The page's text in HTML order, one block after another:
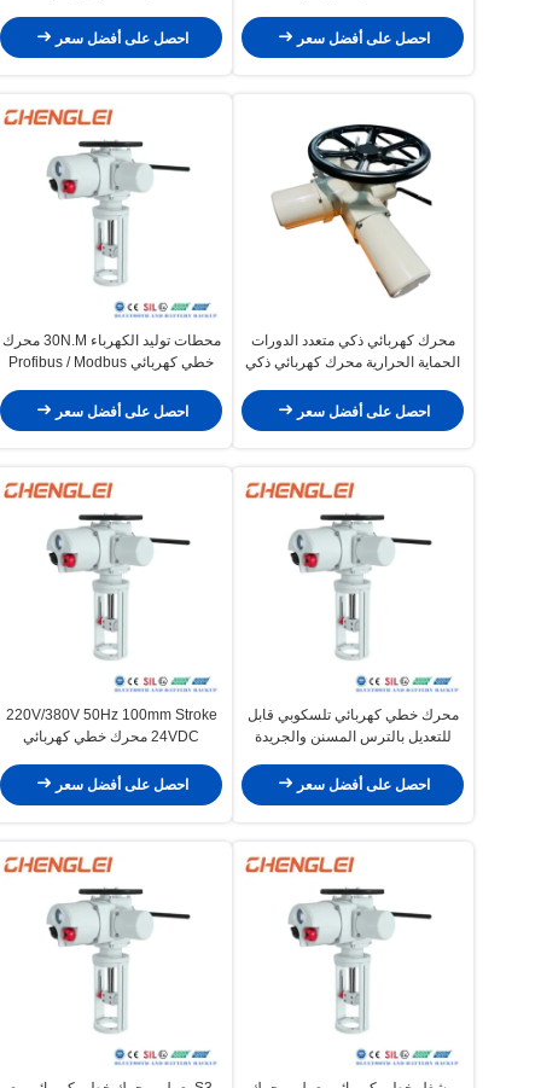
احصل على أفضل سعر
احصل على أفضل سعر
محرك كهربائي ذكي متعدد الدورات
الحماية الحرارية محرك كهربائي ذكي
احصل على أفضل سعر
محطات توليد الكهرباء 30N.M محرك
خطي كهربائي Profibus / Modbus
احصل على أفضل سعر
محرك خطي كهربائي تلسكوبي قابل
للتعديل بالترس المسنن والجريدة
احصل على أفضل سعر
220V/380V 50Hz 100mm Stroke
24VDC محرك خطي كهربائي
احصل على أفضل سعر